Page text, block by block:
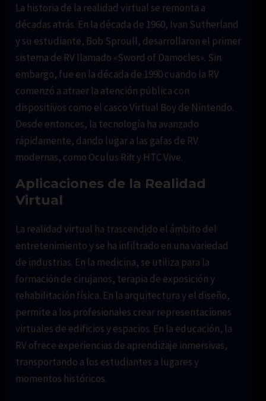
La historia de la realidad virtual se remonta a
décadas atrás. En la década de 1960, Ivan Sutherland
y su estudiante, Bob Sproull, desarrollaron el primer
sistema de RV llamado «Sword of Damocles». Sin
embargo, fue en la década de 1990 cuando la RV
comenzó a atraer la atención pública con
dispositivos como el casco Virtual Boy de Nintendo.
Desde entonces, la tecnología ha avanzado
rápidamente, dando lugar a las gafas de RV
modernas, como Oculus Rift y HTC Vive.
Aplicaciones de la Realidad
Virtual
La realidad virtual ha trascendido el ámbito del
entretenimiento y se ha infiltrado en una variedad
de industrias. En la medicina, se utiliza para la
formación de cirujanos, terapia de exposición y
rehabilitación física. En la arquitectura y el diseño,
permite a los profesionales crear representaciones
virtuales de edificios y espacios. En la educación, la
RV ofrece experiencias de aprendizaje inmersivas,
transportando a los estudiantes a lugares y
momentos históricos.